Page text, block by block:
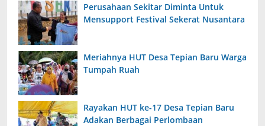
Perusahaan Sekitar Diminta Untuk
Mensupport Festival Sekerat Nusantara
Meriahnya HUT Desa Tepian Baru Warga
Tumpah Ruah
Rayakan HUT ke-17 Desa Tepian Baru
Adakan Berbagai Perlombaan